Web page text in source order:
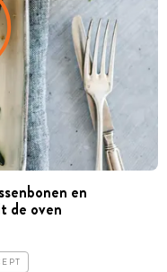
en
de oven